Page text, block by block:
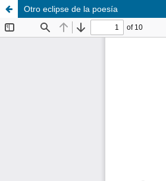
Otro eclipse de la poesía